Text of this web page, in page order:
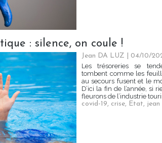
: silence, on coule !
Jean DA LUZ | 04/10/
Les trésoreries se
tombent comme les
au secours fusent et le
D’ici la fin de l’année, si
fleurons de l’industrie
covid-19, crise, Etat, jean